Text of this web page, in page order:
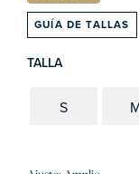
GUÍA DE TALLAS
TALLA
S